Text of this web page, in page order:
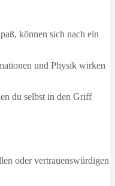
können sich nach ein
und Physik wirken
du selbst in den Griff
oder vertrauenswürdigen